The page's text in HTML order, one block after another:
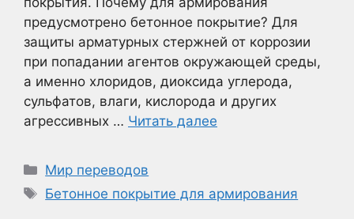
предусмотрено бетонное покрытие? Для
защиты арматурных стержней от коррозии
при попадании агентов окружающей среды,
а именно хлоридов, диоксида углерода,
сульфатов, влаги, кислорода и других
агрессивных … Читать далее
Рубрики
Мир переводов
Метки
Бетонное покрытие для армирования